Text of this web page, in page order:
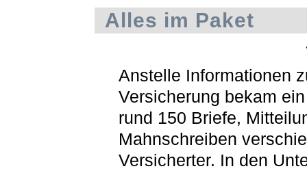
Alles im Paket
Anstelle Informationen
Versicherung bekam
rund 150 Briefe,
Mahnschreiben
Versicherter. In den